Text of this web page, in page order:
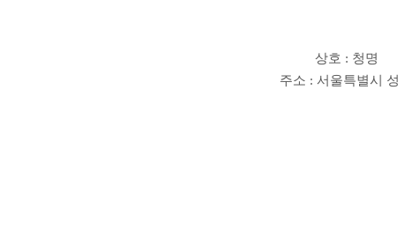
상호 : 청명
주소 : 서울특별시